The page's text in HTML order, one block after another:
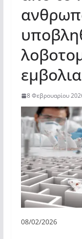
8 Φεβρουαρίου
08/02/2026